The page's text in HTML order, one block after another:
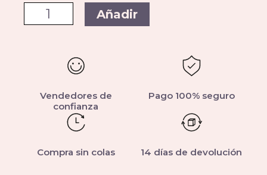
Añadir
Vendedores de
confianza
Pago 100% seguro
Compra sin colas 14 días de devolución